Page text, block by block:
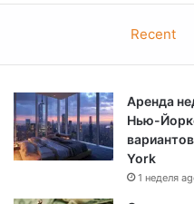
Recent
Аренда
Нью-
York
1 неделя